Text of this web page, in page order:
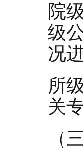
院
级
况
所
关
（